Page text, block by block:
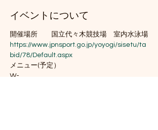
イベントについて
開催場所　　国立代々木競技場　室内水泳場
https://www.jpnsport.go.jp/yoyogi/sisetu/ta
bid/78/Default.aspx
メニュー(予定）
W-